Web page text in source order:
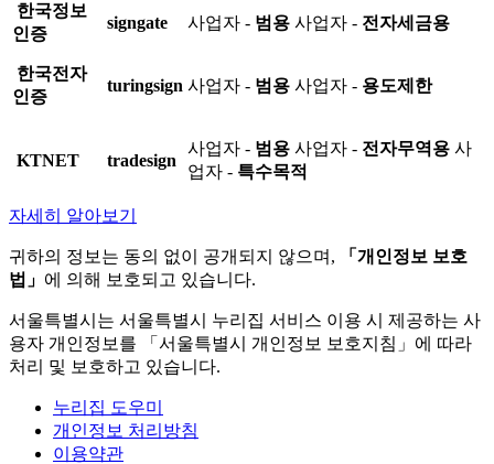
한국정보
인증
signgate 사업자 - 범용 사업자 - 전자세금용
한국전자
인증
turingsign 사업자 - 범용 사업자 - 용도제한
KTNET tradesign
사업자 - 범용 사업자 - 전자무역용 사
업자 - 특수목적
자세히 알아보기
귀하의 정보는 동의 없이 공개되지 않으며,
「개인정보 보호
법」 에 의해 보호되고 있습니다.
서울특별시는 서울특별시 누리집 서비스 이용 시 제공하는 사
용자 개인정보를 「서울특별시 개인정보 보호지침」에 따라
처리 및 보호하고 있습니다.
누리집 도우미
개인정보 처리방침
이용약관